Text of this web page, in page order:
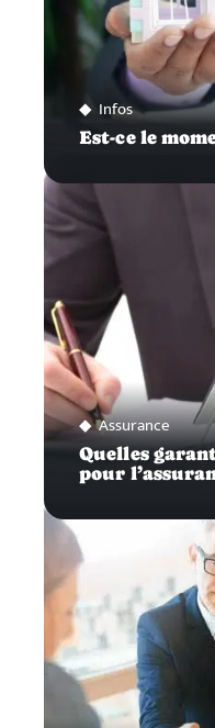
Infos
Est-ce le
Assurance
Quelles
pour